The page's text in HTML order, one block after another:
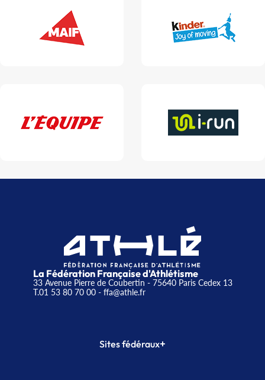
La Fédération Française d'Athlétisme
33 Avenue Pierre de Coubertin - 75640 Paris Cedex 13
T.01 53 80 70 00- ffa@athle.fr
Sites fédéraux+